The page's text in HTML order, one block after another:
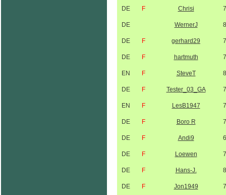
DE F Chrisi
DE WernerJ
DE F gerhard29
DE F hartmuth
EN F SteveT
DE F Tester_03_GA
EN F LesB1947
DE F Boro R
DE F Andi9
DE F Loewen
DE F Hans-J.
DE F Jon1949